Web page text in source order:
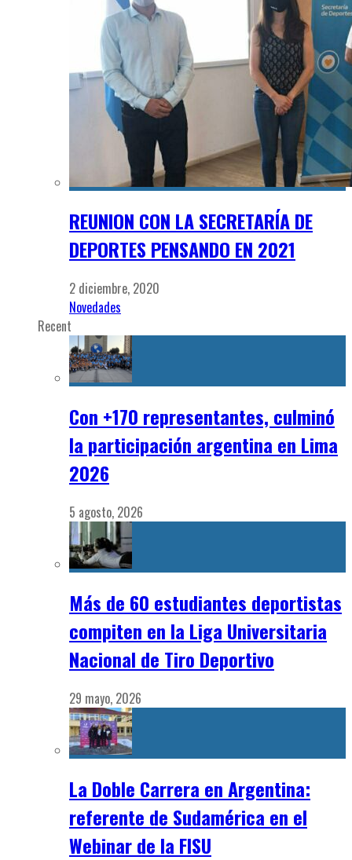
REUNION CON LA SECRETARÍA DE
DEPORTES PENSANDO EN 2021
2 diciembre, 2020
Novedades
Recent
Con +170 representantes, culminó
la participación argentina en Lima
2026
5 agosto, 2026
Más de 60 estudiantes deportistas
compiten en la Liga Universitaria
Nacional de Tiro Deportivo
29 mayo, 2026
La Doble Carrera en Argentina:
referente de Sudamérica en el
Webinar de la FISU